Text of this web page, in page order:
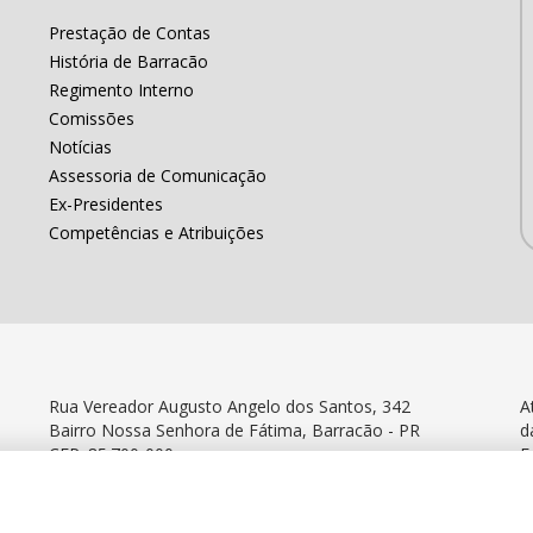
Prestação de Contas
História de Barracão
Regimento Interno
Comissões
Notícias
Assessoria de Comunicação
Ex-Presidentes
Competências e Atribuições
Rua Vereador Augusto Angelo dos Santos, 342
Bairro Nossa Senhora de Fátima, Barracão - PR
CEP: 85.700-000